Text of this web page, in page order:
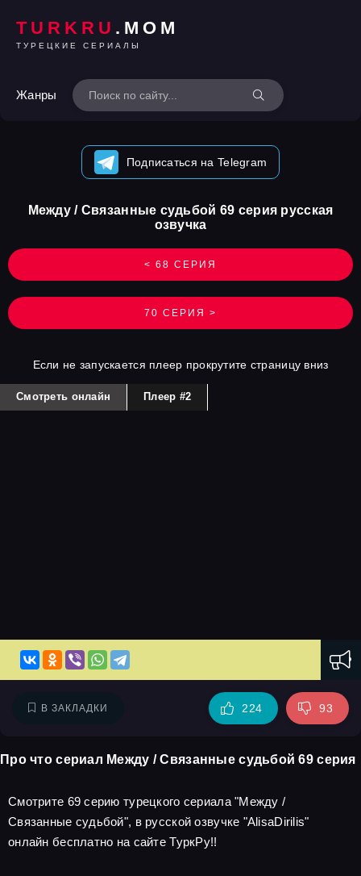
TURKRU .MOM
ТУРЕЦКИЕ СЕРИАЛЫ
Жанры
Подписаться на Telegram
< 68 СЕРИЯ
Между / Связанные судьбой 69 серия русская
озвучка
70 СЕРИЯ >
Если не запускается плеер прокрутите страницу вниз
Смотреть онлайн Плеер #2
В ЗАКЛАДКИ 224 93
Про что сериал Между / Связанные судьбой 69 серия
Смотрите 69 серию турецкого сериала "Между /
Связанные судьбой", в русской озвучке "AlisaDirilis"
онлайн бесплатно на сайте ТуркРу!!